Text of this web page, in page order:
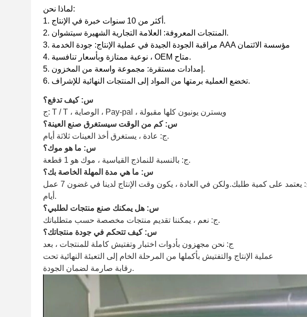
لماذا نحن:
1. أكثر من 10 سنوات خبرة في الإنتاج.
2. المنتجات المعروفة: العلامة التجارية الشهيرة سيتشوان.
3. مراقبة الجودة الجيدة في عملية الإنتاج: جودة الخدمة AAA مؤسسة الائتمان
4. نوعية ممتازة وبأسعار تنافسية ، OEM متاح.
5. إمدادات مستقرة: مجموعة واسعة من المخزون.
6. تخضع العملية برمتها من المواد إلى المنتجات النهائية للإشراف.
س: كيف تدفع؟
ج: T / T ، الوصاية ، Pay-pal ، ويسترن يونيون كلها مقبولة
س: كم من الوقت سيستغرق صنع العينة؟
ج: عادة ، يستغرق أخذ العينات ثلاثة أيام.
س: ما هو موك؟
ج: بالنسبة للنماذج القياسية ، موك هو 1 قطعة.
س: ما هي مدة المهلة الخاصة بك؟
يعتمد على كمية طلبك.ولكن في العادة ، يكون وقت الإنتاج لدينا في غضون 7 عمل
أيام.
س: هل يمكنك صنع منتجات لطلبي؟
ج: نعم ، يمكننا تقديم منتجات مخصصة حسب متطلباتك.
س: كيف تتحكم في جودة منتجاتك؟
ج: نحن مجهزون بأدوات اختبار وتفتيش كاملة للمنتجات ، بعد
عملية الإنتاج والتفتيش بأكملها من المرحلة الخام إلى التعبئة النهائية تحت
رقابة صارمة لضمان الجودة.